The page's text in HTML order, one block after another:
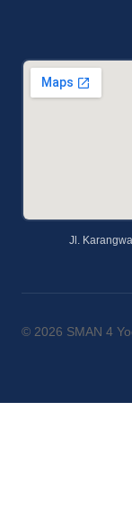
Jl.
© 2026 SMAN 4